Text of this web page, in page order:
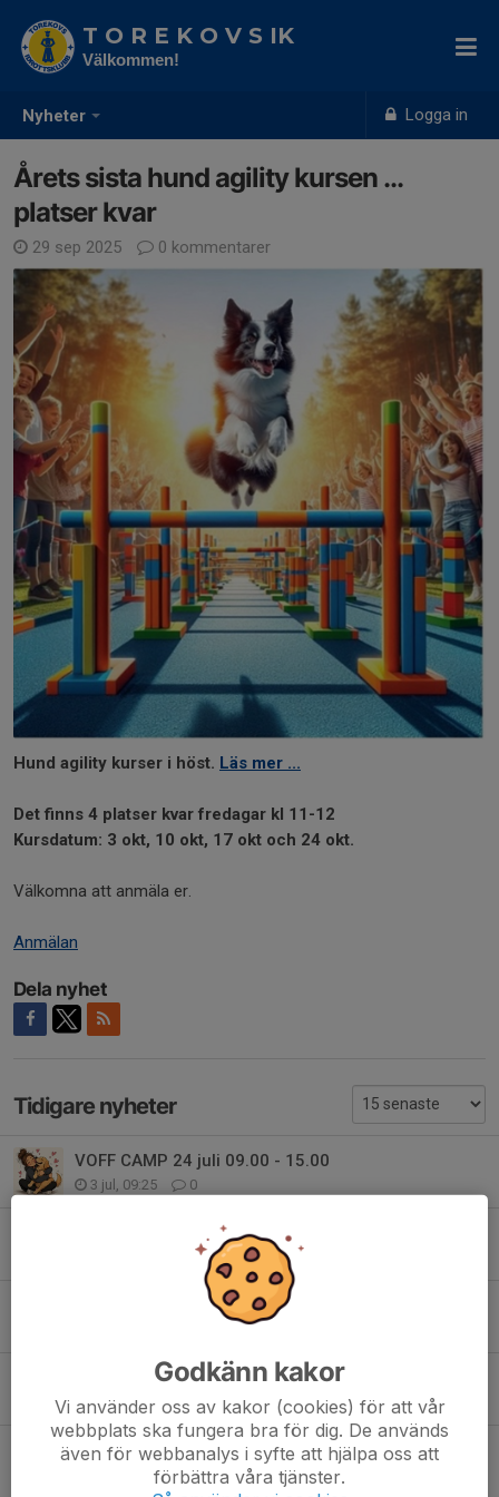
Nyheter Logga in
T O R E K O V S IK
Välkommen!
Årets sista hund agility kursen ...
platser kvar
29 sep 2025 0 kommentarer
Hund agility kurser i höst. Läs mer ...
Det finns 4 platser kvar fredagar kl 11-12
Kursdatum: 3 okt, 10 okt, 17 okt och 24 okt.
Välkomna att anmäla er.
Anmälan
Dela nyhet
Tidigare nyheter
VOFF CAMP 24 juli 09.00 - 15.00
3 jul, 09:25 0
Fotbollsskola 2026
0
Fixardag på Torevi lördagen den 18/4 kl 09.00
9 apr, 18:15 0
Agility Aktiveringskurser Vårterminen 2026
30 mar, 12:19 0
Godkänn kakor
Vi använder oss av kakor (cookies) för att vår
webbplats ska fungera bra för dig. De används
även för webbanalys i syfte att hjälpa oss att
förbättra våra tjänster.